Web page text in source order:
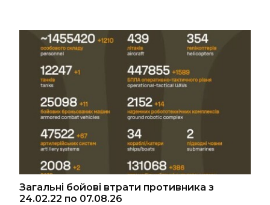
Загальні бойові втрати противника з
24.02.22 по 07.08.26